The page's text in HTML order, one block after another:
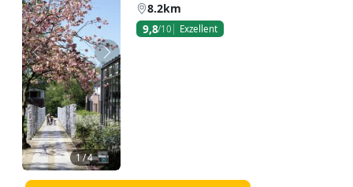
Zurück Weiter
1/ 4 📷
8.2km
9,8/10 Exzellent